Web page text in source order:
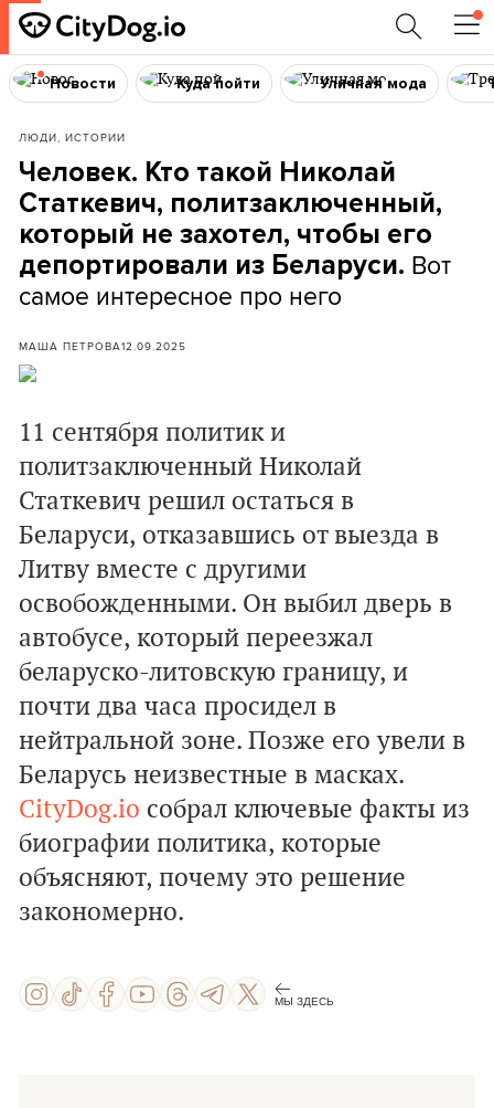
Новости Куда пойти Уличная мода
ЛЮДИ, ИСТОРИИ
Человек. Кто такой Николай
Статкевич, политзаключенный,
который не захотел, чтобы его
депортировали из Беларуси. Вот
самое интересное про него
МАША ПЕТРОВА12.09.2025
11 сентября политик и
политзаключенный Николай
Статкевич решил остаться в
Беларуси, отказавшись от выезда в
Литву вместе с другими
освобожденными. Он выбил дверь в
автобусе, который переезжал
беларуско-литовскую границу, и
почти два часа просидел в
нейтральной зоне. Позже его увели в
Беларусь неизвестные в масках.
CityDog.io собрал ключевые факты из
биографии политика, которые
объясняют, почему это решение
закономерно.
МЫ ЗДЕСЬ